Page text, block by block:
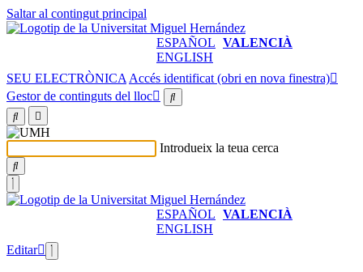
Saltar al contingut principal
ESPAÑOL VALENCIÀ
ENGLISH
SEU ELECTRÒNICA Accés identificat (obri en nova finestra)
Gestor de continguts del lloc
Introdueix la teua cerca
ESPAÑOL VALENCIÀ
ENGLISH
Editar